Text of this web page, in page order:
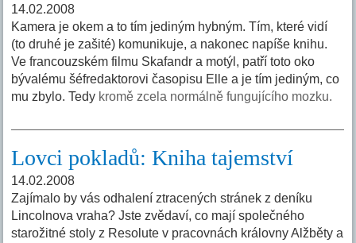
14.02.2008
Kamera je okem a to tím jediným hybným. Tím, které vidí
(to druhé je zašité) komunikuje, a nakonec napíše knihu.
Ve francouzském filmu Skafandr a motýl, patří toto oko
bývalému šéfredaktorovi časopisu Elle a je tím jediným, co
mu zbylo. Tedy kromě zcela normálně fungujícího mozku.
Lovci pokladů: Kniha tajemství
14.02.2008
Zajímalo by vás odhalení ztracených stránek z deníku
Lincolnova vraha? Jste zvědaví, co mají společného
starožitné stoly z Resolute v pracovnách královny Alžběty a